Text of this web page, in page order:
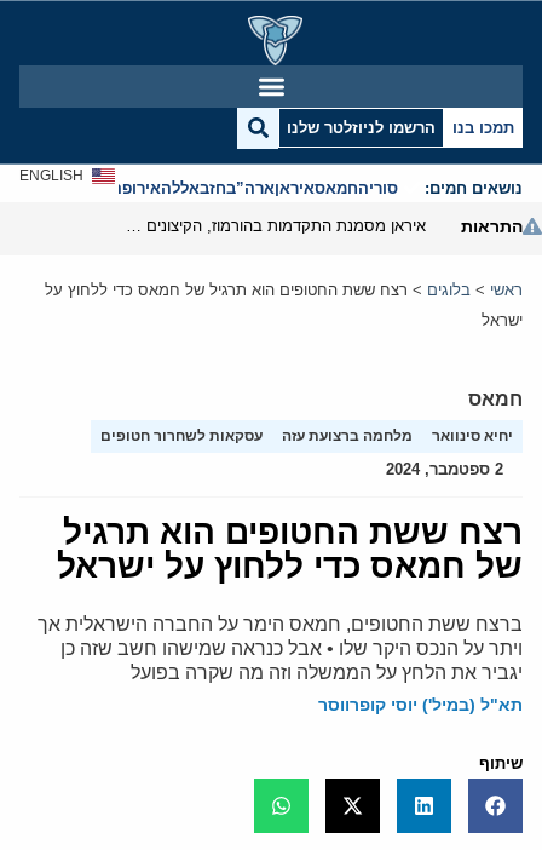
תמכו בנו הרשמו לניוזלטר שלנו
נושאים חמים: סוריהחמאסאיראןארה”בחזבאללהאירופהאנטישמיות
ENGLISH
התראות
ראשי > בלוגים > רצח ששת החטופים הוא תרגיל של חמאס כדי ללחוץ על
ישראל
חמאס
יחיא סינוואר מלחמה ברצועת עזה עסקאות לשחרור חטופים
2 ספטמבר, 2024
רצח ששת החטופים הוא תרגיל
של חמאס כדי ללחוץ על ישראל
ברצח ששת החטופים, חמאס הימר על החברה הישראלית אך
ויתר על הנכס היקר שלו • אבל כנראה שמישהו חשב שזה כן
יגביר את הלחץ על הממשלה וזה מה שקרה בפועל
תא"ל (במיל') יוסי קופרווסר
שיתוף